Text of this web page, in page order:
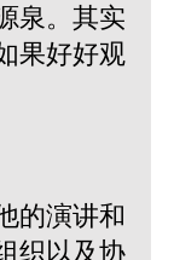
泉。其实
果好好观
的演讲和
织以及协